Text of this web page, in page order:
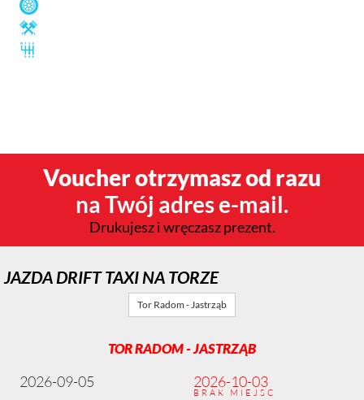
Voucher otrzymasz od razu
na Twój adres e-mail.
Drukujesz i wręczasz prezent.
JAZDA DRIFT TAXI NA TORZE
Tor Radom - Jastrząb
TOR RADOM - JASTRZĄB
2026-09-05 2026-10-03
BRAK MIEJSC